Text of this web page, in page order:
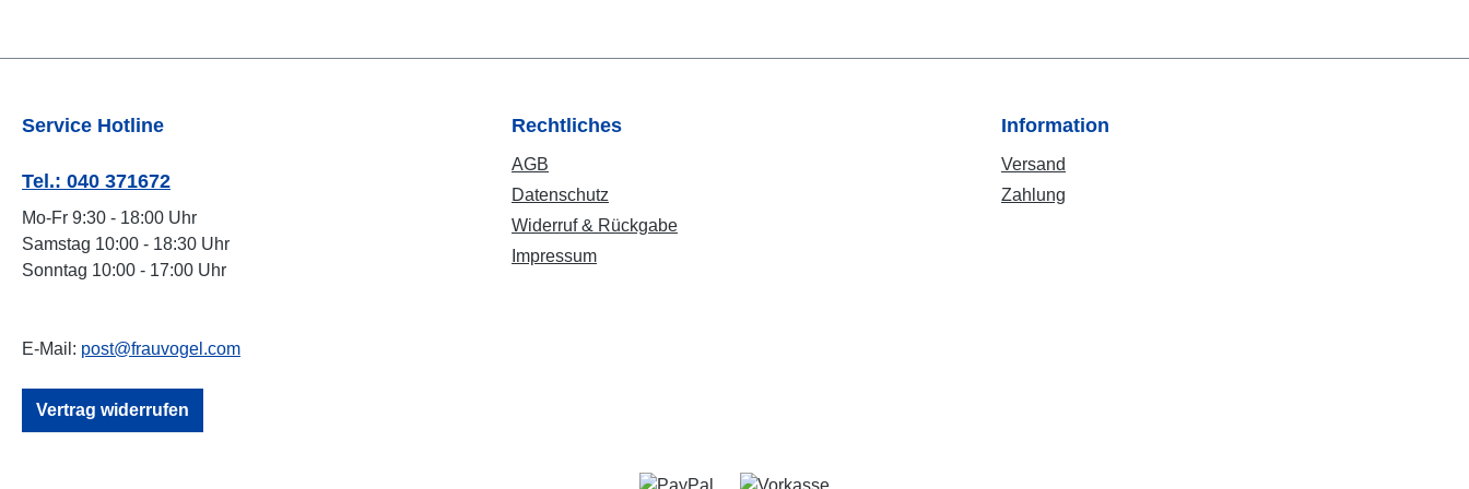
Service Hotline
Tel.: 040 371672
Mo-Fr 9:30 - 18:00 Uhr
Samstag 10:00 - 18:30 Uhr
Sonntag 10:00 - 17:00 Uhr
E-Mail: post@frauvogel.com
Vertrag widerrufen
Rechtliches
AGB
Datenschutz
Widerruf & Rückgabe
Impressum
Information
Versand
Zahlung